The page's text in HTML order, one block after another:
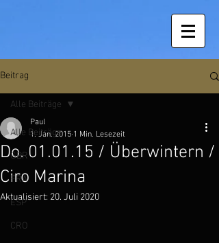
Beitrag
Alle Beiträge
GBR
FRA
ESP
CRO
Alle Beiträge
Do. 01.01.15 / Überwintern /
Ciro Marina
Paul
1. Jan. 2015 1 Min. Lesezeit
Aktualisiert: 20. Juli 2020